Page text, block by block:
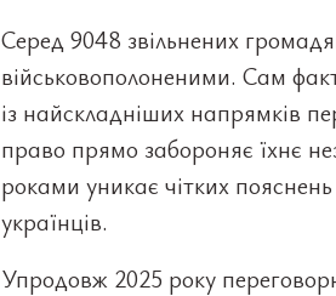
Серед 9048 звільнених
військовополоненими. Сам
із найскладніших напрямків
право прямо забороняє їхнє
роками уникає чітких
українців.
Упродовж 2025 року